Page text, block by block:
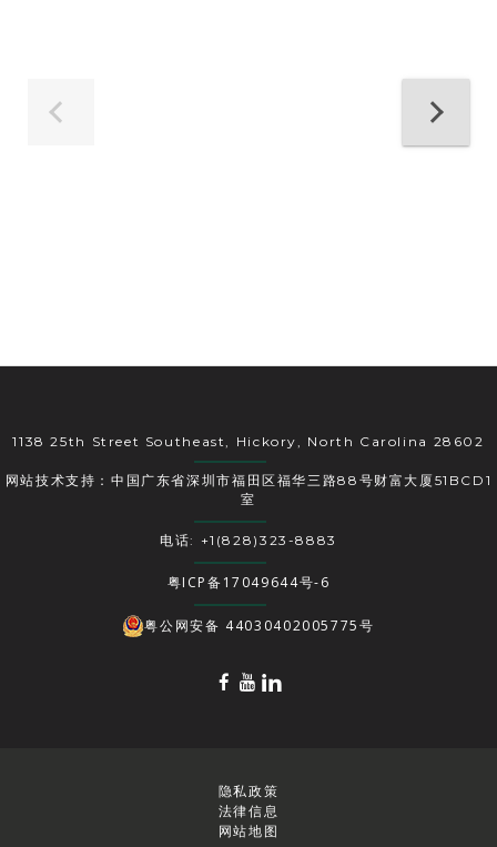
1138 25th Street Southeast, Hickory, North Carolina 28602
网站技术支持：中国广东省深圳市福田区福华三路88号财富大厦51BCD1
室
电话: +1(828)323-8883
粤ICP备17049644号-6
粤公网安备 44030402005775号
隐私政策
法律信息
网站地图